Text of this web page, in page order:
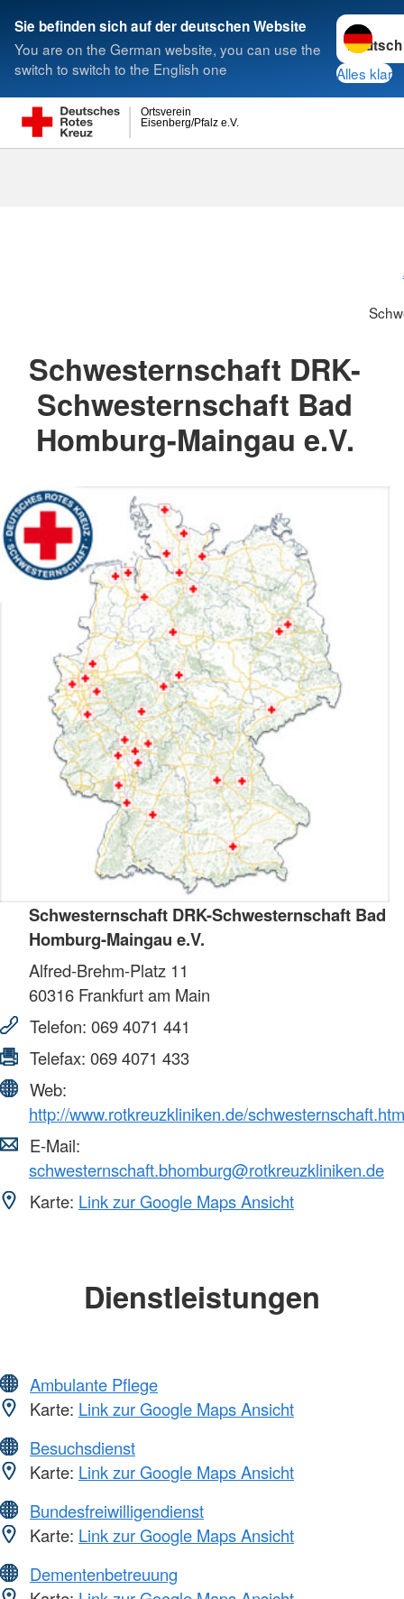
Sie befinden sich auf der deutschen Website
You are on the German website, you can use the
switch to switch to the English one
Sprache
Alles klar
Eisenberg/Pfalz e.V.
Ortsverein
Suche
Schwesternschaft DRK-
Schwesternschaft Bad
Homburg-Maingau e.V.
Schwesternschaft DRK-Schwesternschaft Bad
Homburg-Maingau e.V.
Alfred-Brehm-Platz 11
60316 Frankfurt am Main
Telefon: 069 4071 441
Telefax: 069 4071 433
Web:
http://www.rotkreuzkliniken.de/
E-Mail:
schwesternschaft.bhomburg@rotkreuzkliniken.de
Karte: Link zur Google Maps Ansicht
Dienstleistungen
Ambulante Pflege
Karte: Link zur Google Maps Ansicht
Besuchsdienst
Karte: Link zur Google Maps Ansicht
Bundesfreiwilligendienst
Karte: Link zur Google Maps Ansicht
Dementenbetreuung